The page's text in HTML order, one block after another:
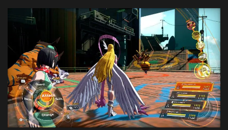
ZALOGUJ SIĘ LUB ZAREJESTRUJ